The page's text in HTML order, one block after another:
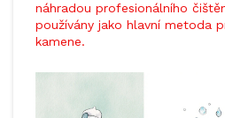
náhradou profesionálního
používány jako hlavní metoda
kamene.